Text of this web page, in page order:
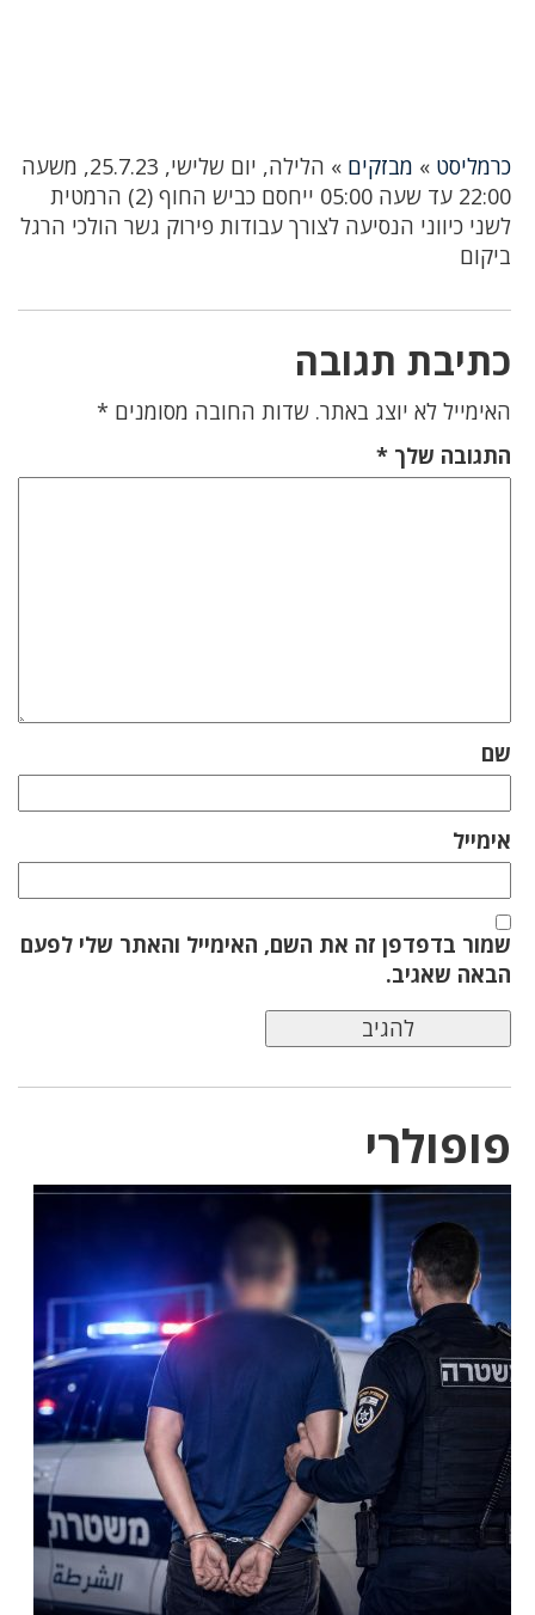
כרמליסט » מבזקים »
הלילה, יום שלישי, 25.7.23, משעה
22:00 עד שעה 05:00 ייחסם כביש החוף (2) הרמטית
לשני כיווני הנסיעה לצורך עבודות פירוק גשר הולכי הרגל
ביקום
כתיבת תגובה
האימייל לא יוצג באתר. שדות החובה מסומנים *
התגובה שלך *
שם
אימייל
שמור בדפדפן זה את השם, האימייל והאתר שלי לפעם
הבאה שאגיב.
פופולרי